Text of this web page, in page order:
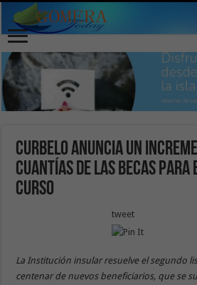
Curbelo anuncia un
cuantías de las becas para
curso
tweet
La Institución insular resuelve el segundo
centenar de nuevos beneficiarios, que se